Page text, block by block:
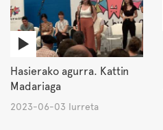
Hasierako agurra. Kattin
Madariaga
2023-06-03 Iurreta